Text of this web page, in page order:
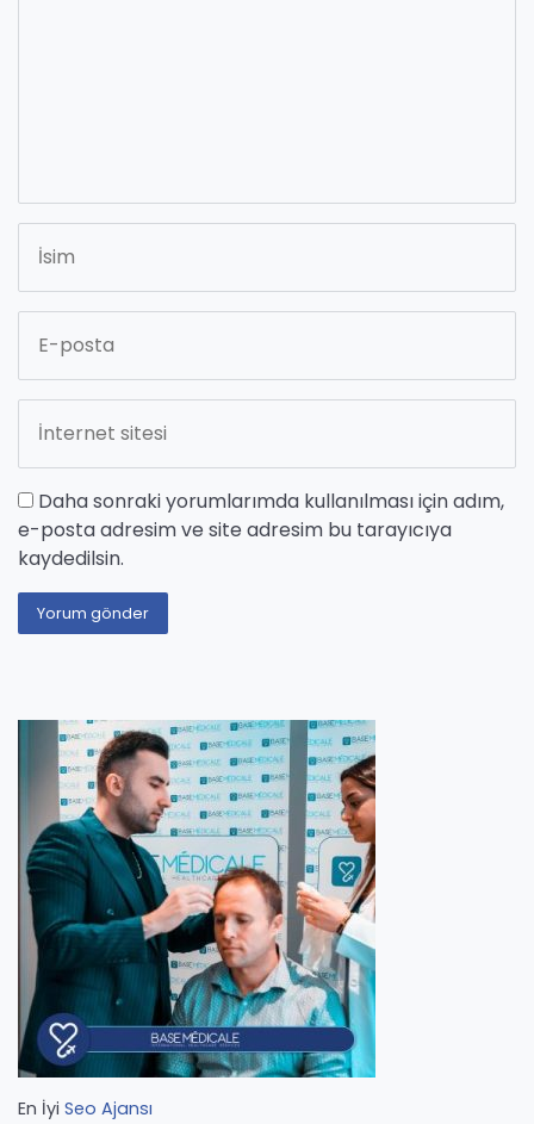
Daha sonraki yorumlarımda kullanılması için adım,
e-posta adresim ve site adresim bu tarayıcıya
kaydedilsin.
En İyi Seo Ajansı